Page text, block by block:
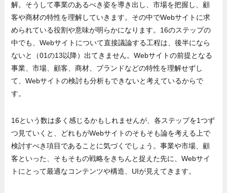
解。そうして事業のあるべき姿を導き出し、市場を把握し、顧
客や商材の特性を理解していきます。その中でWebサイトに求
められている役割や意味が明らかになります。16のステップの
中でも、Webサイトについて直接議論する工程は、後半になら
ないと（01の13以降）出てきません。Webサイトの前提となる
事業、市場、顧客、商材、ブランドなどの特性を理解せずし
て、Webサイトの検討も分析もできないと考えているからで
す。
16という数は多く感じるかもしれませんが、各ステップを1つず
つ見ていくと、どれもがWebサイトのそもそも論を考える上で
検討すべき項目であることに気づくでしょう。事業や市場、顧
客といった、そもそもの戦略をきちんと捉えた先に、Webサイ
トにとって最適なコンテンツや構造、UIが見えてきます。